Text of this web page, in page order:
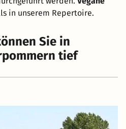
in unserem Repertoire.
Sie in
tief